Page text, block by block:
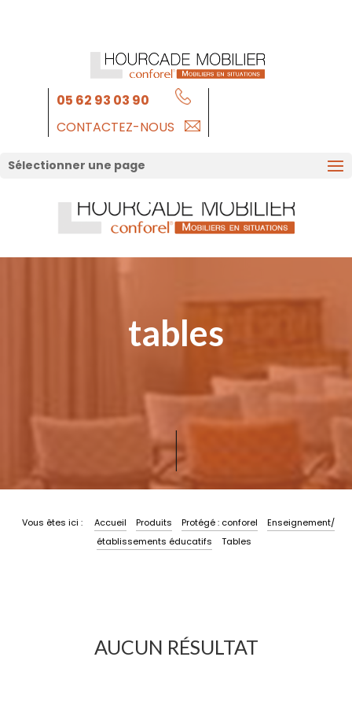
05 62 93 03 90
CONTACTEZ-NOUS
Sélectionner une page
tables
|
Vous êtes ici : Accueil Produits Protégé : conforel
Enseignement/
établissements éducatifs
Tables
AUCUN RÉSULTAT